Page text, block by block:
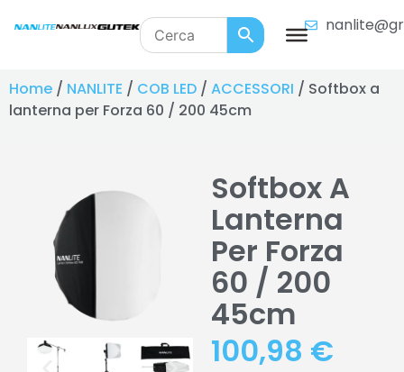
Home / NANLITE / COB LED / ACCESSORI / Softbox a
lanterna per Forza 60 / 200 45cm
Softbox A
Lanterna
Per Forza
60 / 200
45cm
100,98 €